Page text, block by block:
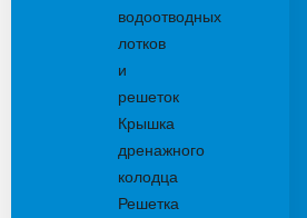
водоотводных
лотков
и
решеток
Крышка
дренажного
колодца
Решетка